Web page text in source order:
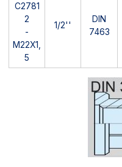
C2781
2
-
M22X1,
5
1/2''
DIN
7463